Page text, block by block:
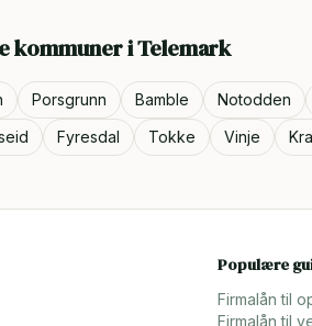
kommuner iTelemark
Porsgrunn Bamble Notodden
Fyresdal Tokke Vinje
Populære
Firmalån til
Firmalån til